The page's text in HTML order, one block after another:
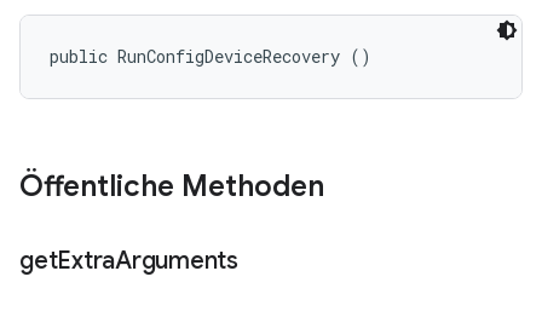
public RunConfigDeviceRecovery ()
Öffentliche Methoden
getExtraArguments